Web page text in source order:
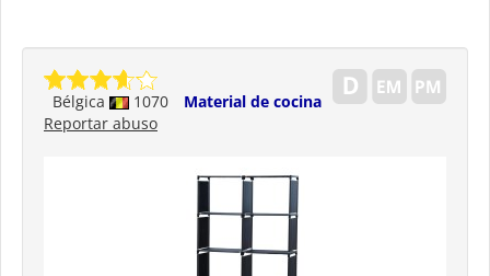
Bélgica 1070
Material de cocina
Reportar abuso